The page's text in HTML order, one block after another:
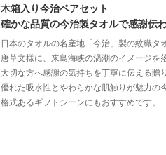
木箱入り今治ペアセット
確かな品質の今治製タオルで感謝伝
日本のタオルの名産地「今治」製の紋織
唐草文様に、来島海峡の渦潮のイメージを
大切な方へ感謝の気持ちを丁寧に伝える贈
優れた吸水性とやわらかな肌触りが魅力の
格式あるギフトシーンにもおすすめです。